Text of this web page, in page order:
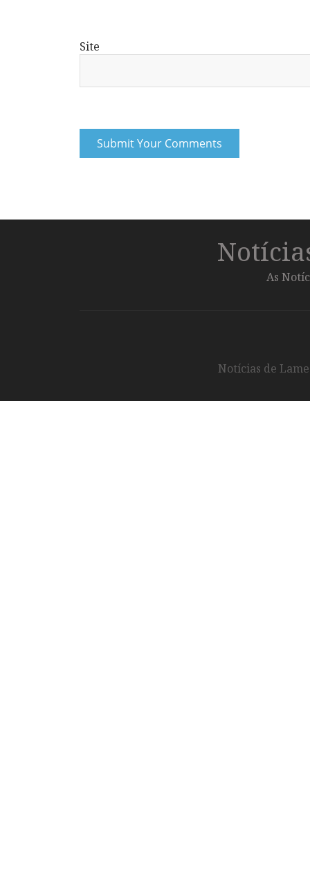
Site
As
Notícias de